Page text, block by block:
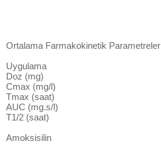
Ortalama Farmakokinetik Parametreler
Uygulama
Doz (mg)
Cmax (mg/l)
Tmax (saat)
AUC (mg.s/l)
T1/2 (saat)
Amoksisilin